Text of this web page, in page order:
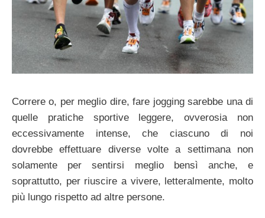
Correre o, per meglio dire, fare jogging sarebbe una di
quelle pratiche sportive leggere, ovverosia non
eccessivamente intense, che ciascuno di noi
dovrebbe effettuare diverse volte a settimana non
solamente per sentirsi meglio bensì anche, e
soprattutto, per riuscire a vivere, letteralmente, molto
più lungo rispetto ad altre persone.